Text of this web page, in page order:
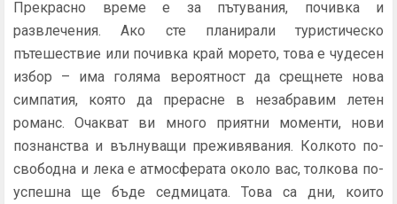
Прекрасно време е за пътувания, почивка и
развлечения. Ако сте планирали туристическо
пътешествие или почивка край морето, това е чудесен
избор – има голяма вероятност да срещнете нова
симпатия, която да прерасне в незабравим летен
романс. Очакват ви много приятни моменти, нови
познанства и вълнуващи преживявания. Колкото по-
свободна и лека е атмосферата около вас, толкова по-
успешна ще бъде седмицата. Това са дни, които